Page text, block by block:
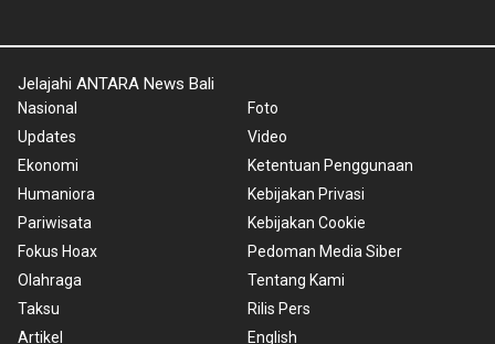
Jelajahi ANTARA News Bali
Nasional
Updates
Ekonomi
Humaniora
Pariwisata
Fokus Hoax
Olahraga
Taksu
Artikel
Foto
Video
Ketentuan Penggunaan
Kebijakan Privasi
Kebijakan Cookie
Pedoman Media Siber
Tentang Kami
Rilis Pers
English